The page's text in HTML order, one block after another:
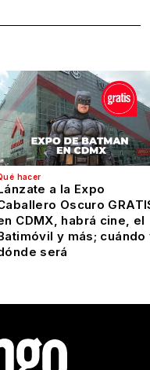
hacer
a la Expo
Oscuro
CDMX, habrá cine, el
y más; cuándo
será